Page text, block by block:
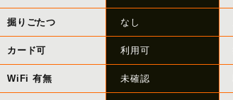
掘りごたつ なし
カード可 利用可
WiFi 有無 未確認